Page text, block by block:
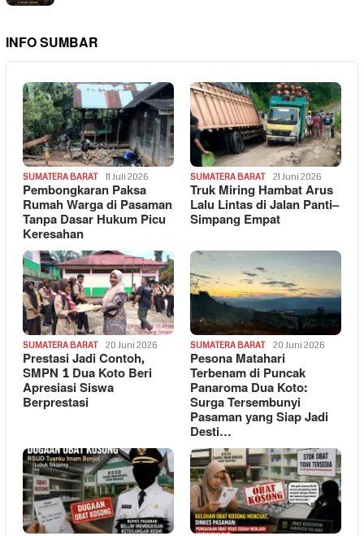
INFO SUMBAR
SUMATERA BARAT 11 Juli 2026
Pembongkaran Paksa
Rumah Warga di Pasaman
Tanpa Dasar Hukum Picu
Keresahan
SUMATERA BARAT 21 Juni 2026
Truk Miring Hambat Arus
Lalu Lintas di Jalan Panti–
Simpang Empat
SUMATERA BARAT 20 Juni 2026
Prestasi Jadi Contoh,
SMPN 1 Dua Koto Beri
Apresiasi Siswa
Berprestasi
SUMATERA BARAT 20 Juni 2026
Pesona Matahari
Terbenam di Puncak
Panaroma Dua Koto:
Surga Tersembunyi
Pasaman yang Siap Jadi
Desti…